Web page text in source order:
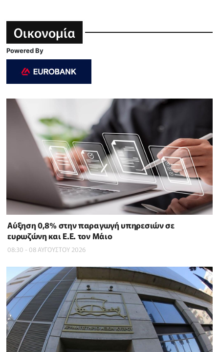
Οικονομία
Powered By
Αύξηση 0,8% στην παραγωγή υπηρεσιών σε
ευρωζώνη και Ε.Ε. τον Μάιο
08:30 - 08 ΑΥΓΟΥΣΤΟΥ 2026